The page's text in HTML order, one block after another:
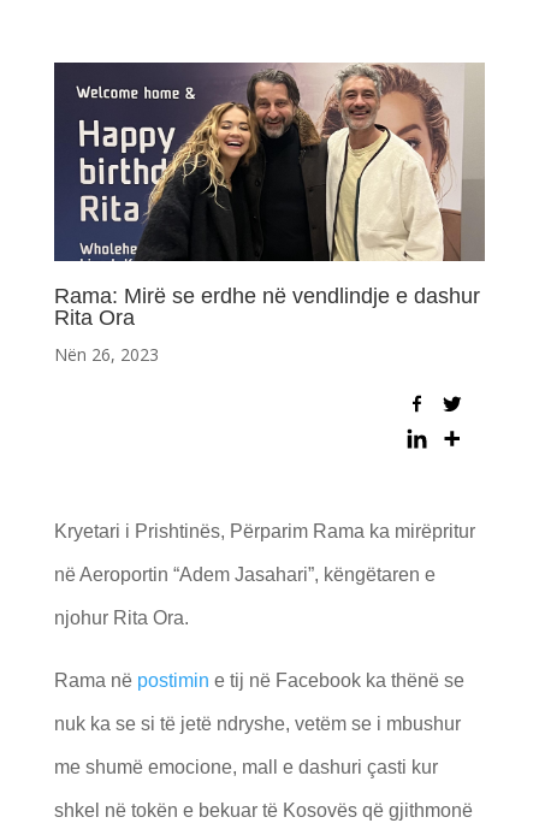
Rama: Mirë se erdhe në vendlindje e dashur
Rita Ora
Nën 26, 2023
Kryetari i Prishtinës, Përparim Rama ka mirëpritur
në Aeroportin “Adem Jasahari”, këngëtaren e
njohur Rita Ora.
Rama nëpostimin e tij në Facebook ka thënë se
nuk ka se si të jetë ndryshe, vetëm se i mbushur
me shumë emocione, mall e dashuri çasti kur
shkel në tokën e bekuar të Kosovës që gjithmonë